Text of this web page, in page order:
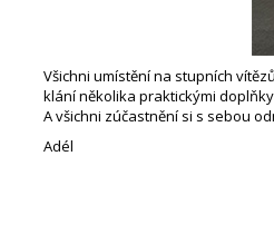
Všichni umístění na stupních
klání několika praktickými
A všichni zúčastnění si s sebou
Adél